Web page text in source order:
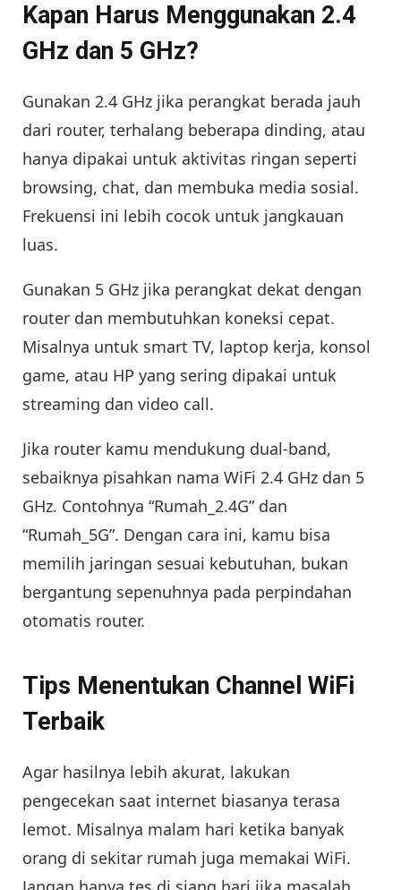
Kapan Harus Menggunakan 2.4
GHz dan 5 GHz?
Gunakan 2.4 GHz jika perangkat berada jauh
dari router, terhalang beberapa dinding, atau
hanya dipakai untuk aktivitas ringan seperti
browsing, chat, dan membuka media sosial.
Frekuensi ini lebih cocok untuk jangkauan
luas.
Gunakan 5 GHz jika perangkat dekat dengan
router dan membutuhkan koneksi cepat.
Misalnya untuk smart TV, laptop kerja, konsol
game, atau HP yang sering dipakai untuk
streaming dan video call.
Jika router kamu mendukung dual-band,
sebaiknya pisahkan nama WiFi 2.4 GHz dan 5
GHz. Contohnya “Rumah_2.4G” dan
“Rumah_5G”. Dengan cara ini, kamu bisa
memilih jaringan sesuai kebutuhan, bukan
bergantung sepenuhnya pada perpindahan
otomatis router.
Tips Menentukan Channel WiFi
Terbaik
Agar hasilnya lebih akurat, lakukan
pengecekan saat internet biasanya terasa
lemot. Misalnya malam hari ketika banyak
orang di sekitar rumah juga memakai WiFi.